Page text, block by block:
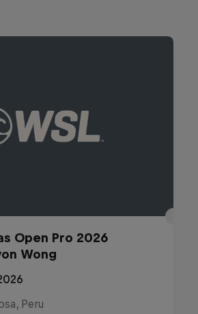
Open Pro 2026
Wong
Peru